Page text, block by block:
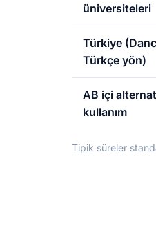
üniversiteleri
Türkiye
Türkçe yön)
AB içi
kullanım
Tipik süreler